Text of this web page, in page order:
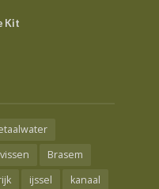
Kit
Brasem
ijssel
kanaal